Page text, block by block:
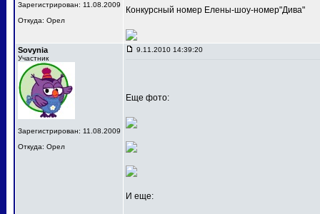
Зарегистрирован: 11.08.2009
Откуда: Орел
Конкурсный номер Елены-шоу-номер"Дива"
Sovynia
Участник
Зарегистрирован: 11.08.2009
Откуда: Орел
9.11.2010 14:39:20
Еще фото:
И еще: